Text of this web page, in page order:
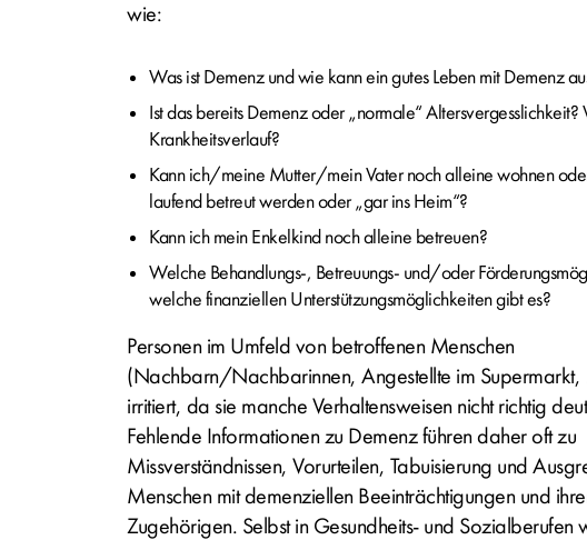
wie:
Was ist Demenz und wie kann ein gutes Leben mit Demenz
Ist das bereits Demenz oder „normale“ Altersvergesslichkeit?
Krankheitsverlauf?
Kann ich/meine Mutter/mein Vater noch alleine wohnen
laufend betreut werden oder „gar ins Heim“?
Kann ich mein Enkelkind noch alleine betreuen?
Welche Behandlungs-, Betreuungs- und/oder
welche finanziellen Unterstützungsmöglichkeiten gibt es?
Personen im Umfeld von betroffenen Menschen
(Nachbarn/Nachbarinnen, Angestellte im Supermarkt,
irritiert, da sie manche Verhaltensweisen nicht richtig
Fehlende Informationen zu Demenz führen daher oft zu
Missverständnissen, Vorurteilen, Tabuisierung und
Menschen mit demenziellen Beeinträchtigungen und
Zugehörigen. Selbst in Gesundheits- und Sozialberufen